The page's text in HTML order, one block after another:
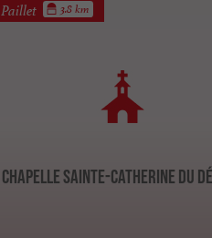
Chapelle Sainte-Catherine du
Paillet 3.8 km